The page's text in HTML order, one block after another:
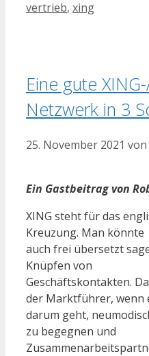
vertrieb, xing
Eine gute
Netzwerk in 3
25. November 2021 von
Ein Gastbeitrag von
XING steht für das
Kreuzung. Man könnte
auch frei übersetzt
Knüpfen von
Geschäftskontakten.
der Marktführer, wenn
darum geht,
zu begegnen und